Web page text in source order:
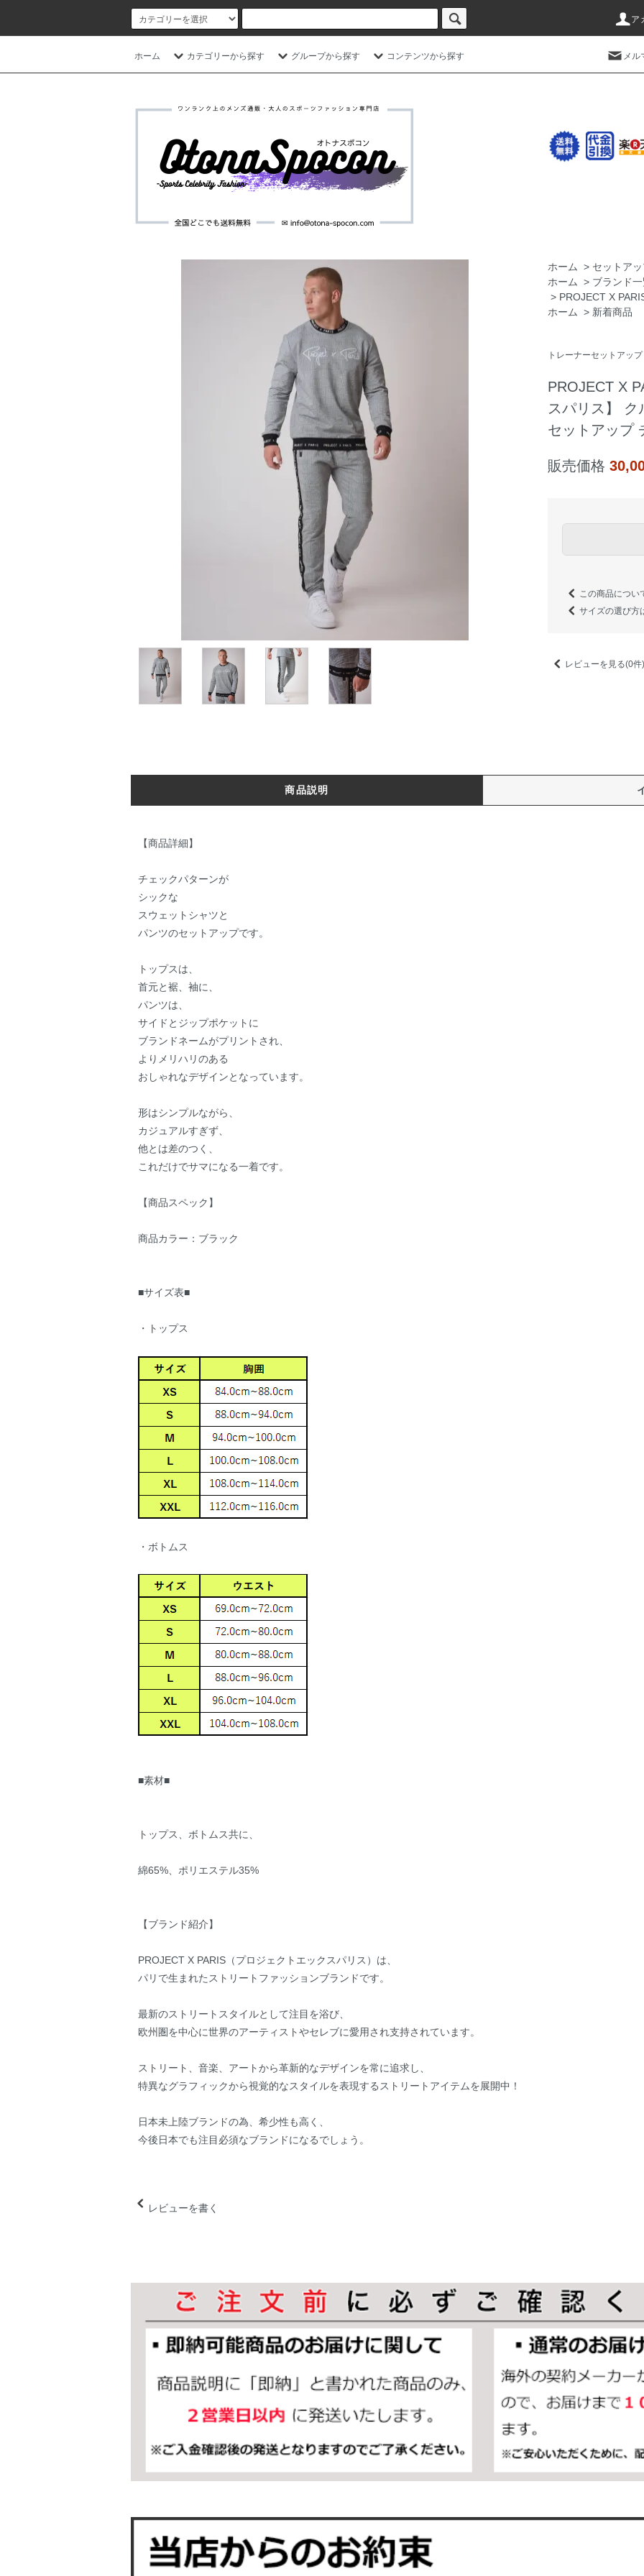
ア
ホーム カテゴリーから探す グループから探す コンテンツから探す メル
ホーム > セットア
ホーム
> ブランド
> PROJECT X
ホーム
> 新着商品
トレーナーセットアップ
PROJECT X
スパリス】 ク
セットアップ
販売価格
この商品につい
サイズの選び方
レビューを見る(0件)
商品説明
【商品詳細】
チェックパターンが
シックな
スウェットシャツと
パンツのセットアップです。
トップスは、
首元と裾、袖に、
パンツは、
サイドとジップポケットに
ブランドネームがプリントされ、
よりメリハリのある
おしゃれなデザインとなっています。
形はシンプルながら、
カジュアルすぎず、
他とは差のつく、
これだけでサマになる一着です。
【商品スペック】
商品カラー：ブラック
■サイズ表■
・トップス
・ボトムス
■素材■
トップス、ボトムス共に、
綿65%、ポリエステル35%
【ブランド紹介】
PROJECT X PARIS（プロジェクトエックスパリス）は、
パリで生まれたストリートファッションブランドです。
最新のストリートスタイルとして注目を浴び、
欧州圏を中心に世界のアーティストやセレブに愛用され支持されています。
ストリート、音楽、アートから革新的なデザインを常に追求し、
特異なグラフィックから視覚的なスタイルを表現するストリートアイテムを展開中！
日本未上陸ブランドの為、希少性も高く、
今後日本でも注目必須なブランドになるでしょう。
レビューを書く